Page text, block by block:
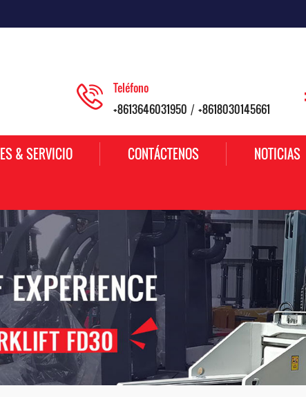
Teléfono
+8613646031950 / +8618030145661
& SERVICIO CONTÁCTENOS NOTICIAS